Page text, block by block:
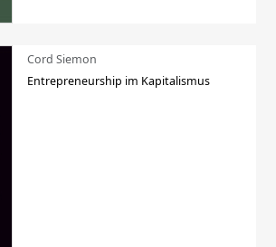
Cord Siemon
Entrepreneurship im Kapitalismus